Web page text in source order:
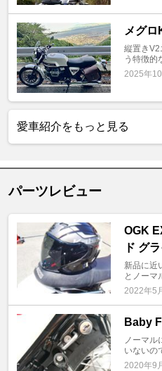
メグ
縦置きV2
う特徴的
2025年
愛車紹介をもっと見る
パーツレビュー
OGK
ド グ
新品に近
とノーマ
2022年5
Baby
ノーマル
いないの
2020年9